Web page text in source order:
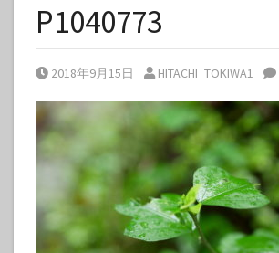
P1040773
Posted on
2018年9月15日 Posted by
HITACHI_TOKIWA1